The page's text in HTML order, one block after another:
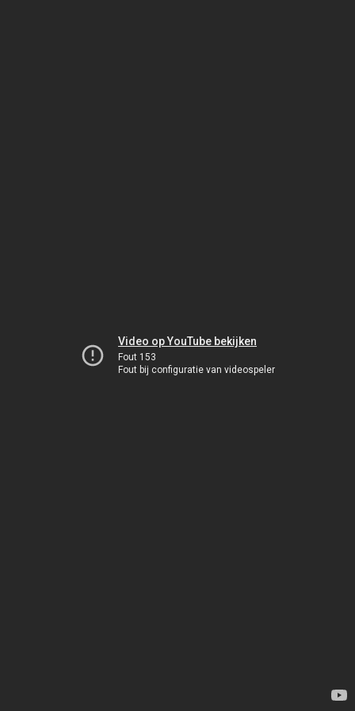
Video op YouTube bekijken
Fout 153
Fout bij configuratie van videospeler